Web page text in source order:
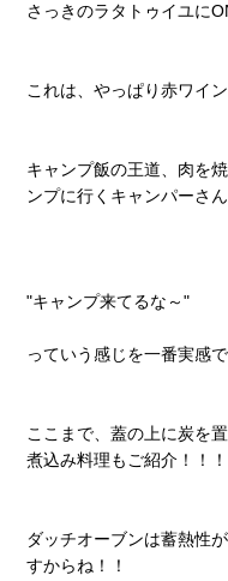
さっきのラタトゥイユに
これは、やっぱり赤ワイ
キャンプ飯の王道、肉を
ンプに行くキャンパーさ
"キャンプ来てるな～"
っていう感じを一番実感
ここまで、蓋の上に炭を
煮込み料理もご紹介！！！
ダッチオーブンは蓄熱性
すからね！！